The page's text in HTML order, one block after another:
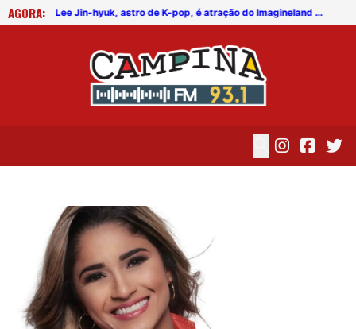
AGORA:
FICG trará Diogo Nogueira, Othon Bastos, Kell Smith e Antônio Nóbrega Lee Jin-hyuk, astro de K-pop, é atração do Imagineland On The Road 2026